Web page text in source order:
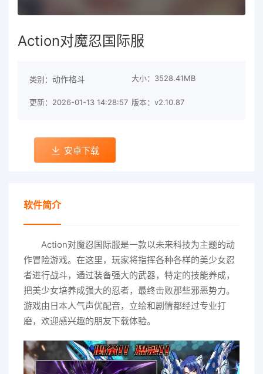
Action对魔忍国际服
类别： 动作格斗 大小：3528.41MB
更新：2026-01-13 14:28:57 版本：v2.10.87
安卓下载
软件简介
Action对魔忍国际服是一款以未来科技为主题的动
作冒险游戏。在这里，玩家将指挥各种各样的美少女忍
者进行战斗，通过装备强大的武器，特定的技能养成，
把美少女培养成强大的忍者，最终击败那些邪恶势力。
游戏由日本人气声优配音，立绘和剧情都经过专业打
磨，欢迎感兴趣的朋友下载体验。